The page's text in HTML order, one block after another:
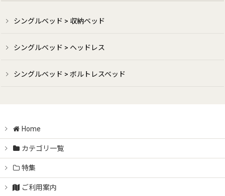
シングルベッド > 収納ベッド
シングルベッド > ヘッドレス
シングルベッド > ボルトレスベッド
Home
カテゴリ一覧
特集
ご利用案内